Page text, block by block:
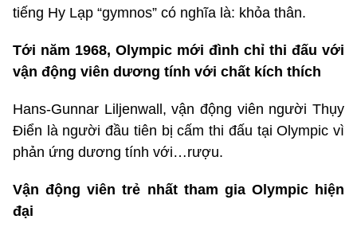
tiếng Hy Lạp “gymnos” có nghĩa là: khỏa thân.
Tới năm 1968, Olympic mới đình chỉ thi đấu với
vận động viên dương tính với chất kích thích
Hans-Gunnar Liljenwall, vận động viên người Thụy
Điển là người đầu tiên bị cấm thi đấu tại Olympic vì
phản ứng dương tính với…rượu.
Vận động viên trẻ nhất tham gia Olympic hiện
đại